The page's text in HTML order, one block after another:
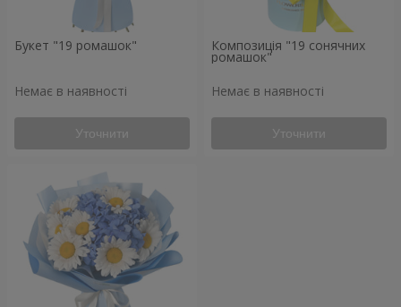
Букет "19 ромашок"
Немає в наявності
Уточнити
Композиція "19 сонячних
ромашок"
Немає в наявності
Уточнити